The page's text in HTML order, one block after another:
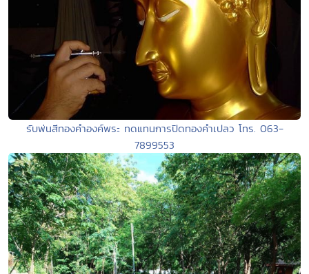
รับพ่นสีทองคำองค์พระ ทดแทนการปิดทองคำเปลว โทร. 063-
7899553